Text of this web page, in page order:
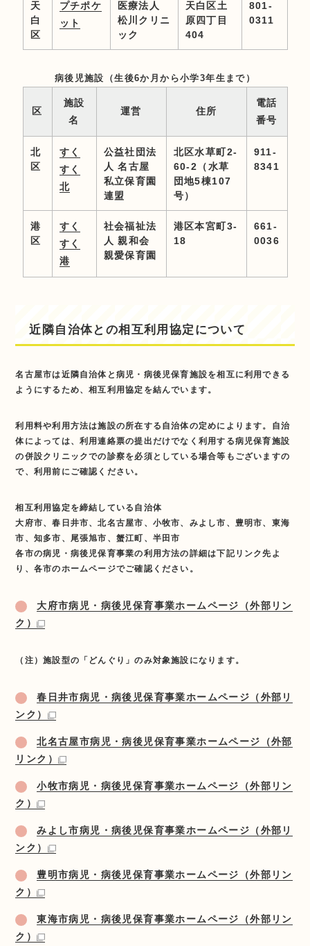
天
白
区
プチポケ
ット
医療法人
松川クリニ
ック
天白区土
原四丁目
404
801-
0311
病後児施設（生後6か月から小学3年生まで）
区
施設
名
運営 住所
電話
番号
北
区
すく
すく
北
公益社団法
人 名古屋
私立保育園
連盟
北区水草町2-
60-2（水草
団地5棟107
号）
911-
8341
港
区
すく
すく
港
社会福祉法
人 親和会
親愛保育園
港区本宮町3-
18
661-
0036
近隣自治体との相互利用協定について
名古屋市は近隣自治体と病児・病後児保育施設を相互に利用できる
ようにするため、相互利用協定を結んでいます。
利用料や利用方法は施設の所在する自治体の定めによります。 自治
体によっては、利用連絡票の提出だけでなく利用する病児保育施設
の併設クリニックでの診察を必須としている場合等もございますの
で、利用前にご確認ください。
相互利用協定を締結している自治体
大府市、春日井市、北名古屋市、小牧市、みよし市、豊明市、東海
市、知多市、尾張旭市、蟹江町、半田市
各市の病児・病後児保育事業の利用方法の詳細は下記リンク先よ
り、各市のホームページでご確認ください。
大府市病児・病後児保育事業ホームページ（外部リン
ク）
（注）施設型の「どんぐり」のみ対象施設になります。
春日井市病児・病後児保育事業ホームページ（外部リ
ンク）
北名古屋市病児・病後児保育事業ホームページ（外部
リンク）
小牧市病児・病後児保育事業ホームページ（外部リン
ク）
みよし市病児・病後児保育事業ホームページ（外部リ
ンク）
豊明市病児・病後児保育事業ホームページ（外部リン
ク）
東海市病児・病後児保育事業ホームページ（外部リン
ク）